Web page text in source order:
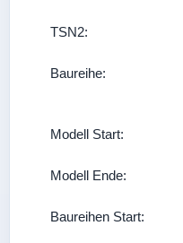
TSN2:
Baureihe:
Modell Start:
Modell Ende:
Baureihen Start: